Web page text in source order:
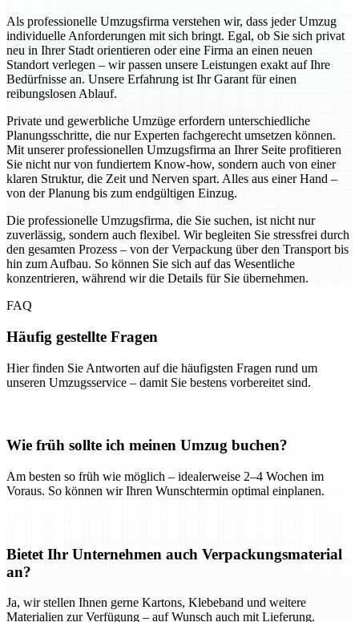
Als professionelle Umzugsfirma verstehen wir, dass jeder Umzug
individuelle Anforderungen mit sich bringt. Egal, ob Sie sich privat
neu in Ihrer Stadt orientieren oder eine Firma an einen neuen
Standort verlegen – wir passen unsere Leistungen exakt auf Ihre
Bedürfnisse an. Unsere Erfahrung ist Ihr Garant für einen
reibungslosen Ablauf.
Private und gewerbliche Umzüge erfordern unterschiedliche
Planungsschritte, die nur Experten fachgerecht umsetzen können.
Mit unserer professionellen Umzugsfirma an Ihrer Seite profitieren
Sie nicht nur von fundiertem Know-how, sondern auch von einer
klaren Struktur, die Zeit und Nerven spart. Alles aus einer Hand –
von der Planung bis zum endgültigen Einzug.
Die professionelle Umzugsfirma, die Sie suchen, ist nicht nur
zuverlässig, sondern auch flexibel. Wir begleiten Sie stressfrei durch
den gesamten Prozess – von der Verpackung über den Transport bis
hin zum Aufbau. So können Sie sich auf das Wesentliche
konzentrieren, während wir die Details für Sie übernehmen.
FAQ
Häufig gestellte Fragen
Hier finden Sie Antworten auf die häufigsten Fragen rund um
unseren Umzugsservice – damit Sie bestens vorbereitet sind.
Wie früh sollte ich meinen Umzug buchen?
Am besten so früh wie möglich – idealerweise 2–4 Wochen im
Voraus. So können wir Ihren Wunschtermin optimal einplanen.
Bietet Ihr Unternehmen auch Verpackungsmaterial
an?
Ja, wir stellen Ihnen gerne Kartons, Klebeband und weitere
Materialien zur Verfügung – auf Wunsch auch mit Lieferung.